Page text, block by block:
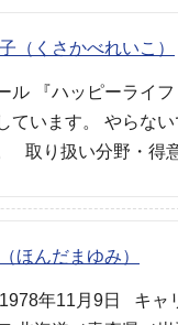
（くさかべれいこ）
ル 『ハッピーライ
ています。 やらな
取り扱い分野・得
ほんだまゆみ）
年11月9日 キャ